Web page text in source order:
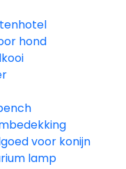
hond
voor konijn
lamp